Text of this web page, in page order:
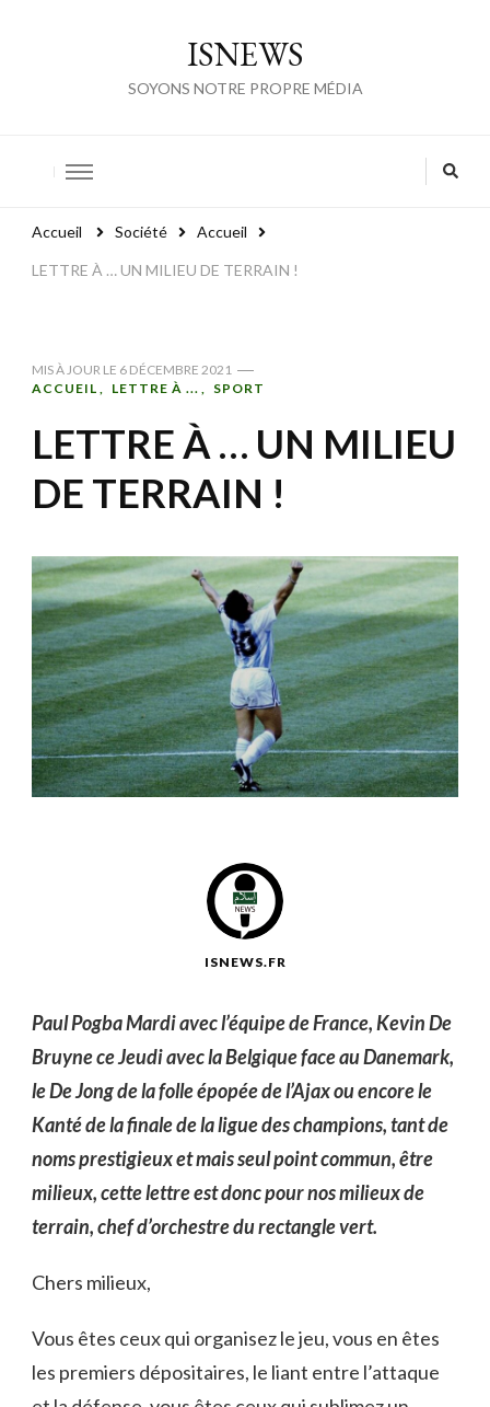
ISNEWS
SOYONS NOTRE PROPRE MÉDIA
Accueil Société Accueil
LETTRE À … UN MILIEU DE TERRAIN !
MIS À JOUR LE 6 DÉCEMBRE 2021
ACCUEIL
LETTRE À ... SPORT
LETTRE À … UN MILIEU
DE TERRAIN !
ISNEWS.FR
Paul Pogba Mardi avec l’équipe de France, Kevin De
Bruyne ce Jeudi avec la Belgique face au Danemark,
le De Jong de la folle épopée de l’Ajax ou encore le
Kanté de la finale de la ligue des champions, tant de
noms prestigieux et mais seul point commun, être
milieux, cette lettre est donc pour nos milieux de
terrain, chef d’orchestre du rectangle vert.
Chers milieux,
Vous êtes ceux qui organisez le jeu, vous en êtes
les premiers dépositaires, le liant entre l’attaque